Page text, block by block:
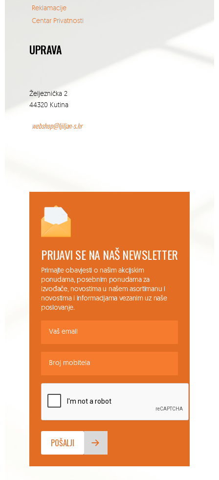
Reklamacije
Centar Privatnosti
UPRAVA
Željeznička 2
44320 Kutina
webshop@ljiljan-s.hr
PRIJAVI SE NA NAŠ NEWSLETTER
Primajte obavjesti o našim akcijskim
ponudama, posebnim ponudama za
izvođače, novostima u našem asortimanu i
novostima i informacijama vezanim uz naše
poslovanje.